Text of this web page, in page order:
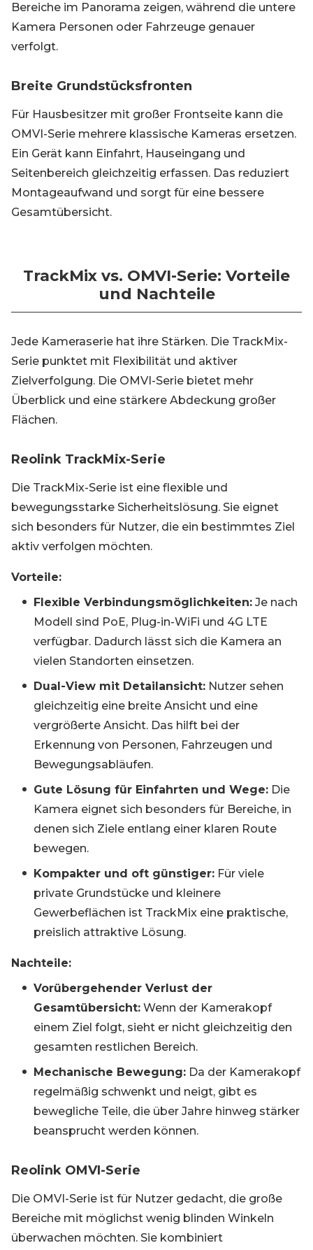
Bereiche im Panorama zeigen, während die untere
Kamera Personen oder Fahrzeuge genauer
verfolgt.
Breite Grundstücksfronten
Für Hausbesitzer mit großer Frontseite kann die
OMVI-Serie mehrere klassische Kameras ersetzen.
Ein Gerät kann Einfahrt, Hauseingang und
Seitenbereich gleichzeitig erfassen. Das reduziert
Montageaufwand und sorgt für eine bessere
Gesamtübersicht.
TrackMix vs. OMVI-Serie: Vorteile
und Nachteile
Jede Kameraserie hat ihre Stärken. Die TrackMix-
Serie punktet mit Flexibilität und aktiver
Zielverfolgung. Die OMVI-Serie bietet mehr
Überblick und eine stärkere Abdeckung großer
Flächen.
Reolink TrackMix-Serie
Die TrackMix-Serie ist eine flexible und
bewegungsstarke Sicherheitslösung. Sie eignet
sich besonders für Nutzer, die ein bestimmtes Ziel
aktiv verfolgen möchten.
Vorteile:
Flexible Verbindungsmöglichkeiten: Je nach
Modell sind PoE, Plug-in-WiFi und 4G LTE
verfügbar. Dadurch lässt sich die Kamera an
vielen Standorten einsetzen.
Dual-View mit Detailansicht: Nutzer sehen
gleichzeitig eine breite Ansicht und eine
vergrößerte Ansicht. Das hilft bei der
Erkennung von Personen, Fahrzeugen und
Bewegungsabläufen.
Gute Lösung für Einfahrten und Wege: Die
Kamera eignet sich besonders für Bereiche, in
denen sich Ziele entlang einer klaren Route
bewegen.
Kompakter und oft günstiger: Für viele
private Grundstücke und kleinere
Gewerbeflächen ist TrackMix eine praktische,
preislich attraktive Lösung.
Nachteile:
Vorübergehender Verlust der
Gesamtübersicht: Wenn der Kamerakopf
einem Ziel folgt, sieht er nicht gleichzeitig den
gesamten restlichen Bereich.
Mechanische Bewegung: Da der Kamerakopf
regelmäßig schwenkt und neigt, gibt es
bewegliche Teile, die über Jahre hinweg stärker
beansprucht werden können.
Reolink OMVI-Serie
Die OMVI-Serie ist für Nutzer gedacht, die große
Bereiche mit möglichst wenig blinden Winkeln
überwachen möchten. Sie kombiniert